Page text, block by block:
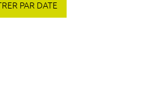
PAR DATE